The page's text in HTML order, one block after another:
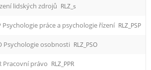
lidských zdrojů RLZ_s
Psychologie práce a psychologie řízení RLZ_PSP
Psychologie osobnosti RLZ_PSO
Pracovní právo RLZ_PPR